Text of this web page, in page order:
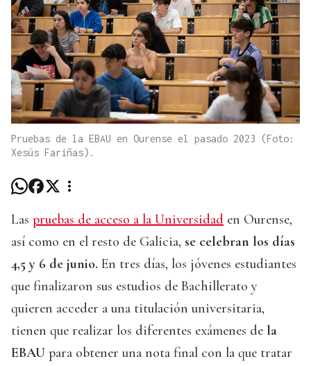
Pruebas de la EBAU en Ourense el pasado 2023 (Foto:
Xesús Fariñas).
Las pruebas de acceso a la Universidad en Ourense,
así como en el resto de Galicia, se celebran los días
4,5 y 6 de junio. En tres días, los jóvenes estudiantes
que finalizaron sus estudios de Bachillerato y
quieren acceder a una titulación universitaria,
tienen que realizar los diferentes exámenes de la
EBAU para obtener una nota final con la que tratar